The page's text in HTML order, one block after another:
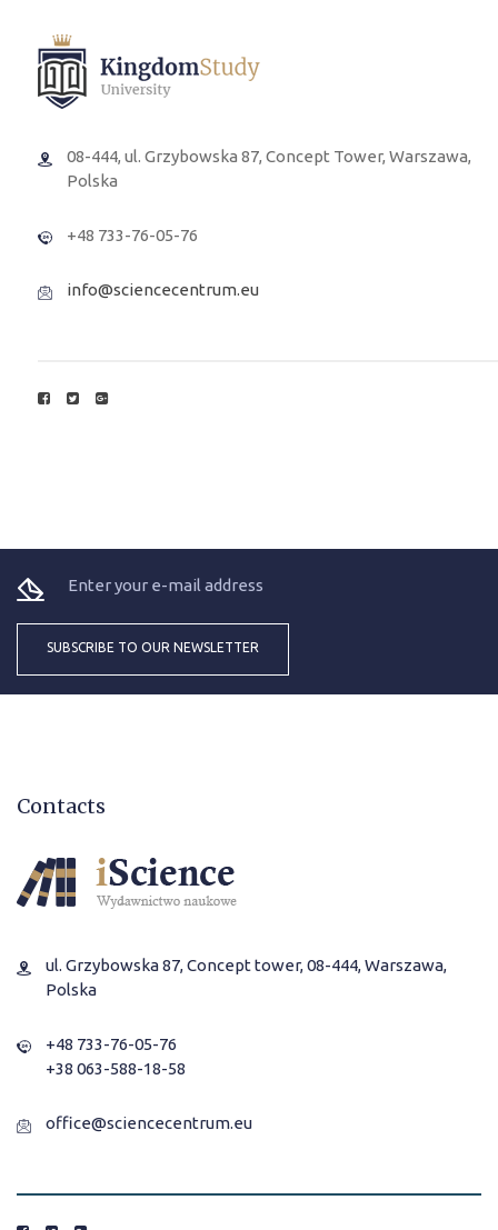
08-444, ul. Grzybowska 87, Concept Tower, Warszawa,
Polska
+48 733-76-05-76
info@sciencecentrum.eu
Contacts
ul. Grzybowska 87, Concept tower, 08-444, Warszawa,
Polska
+48 733-76-05-76
+38 063-588-18-58
office@sciencecentrum.eu